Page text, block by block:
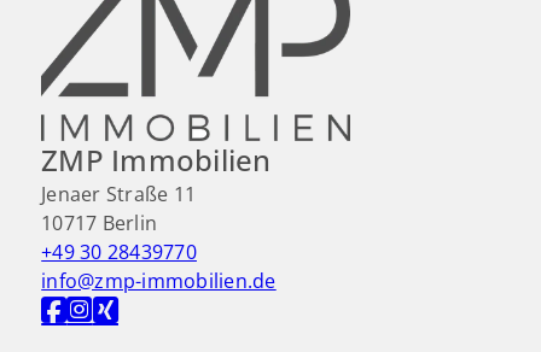
ZMP Immobilien
Jenaer Straße 11
10717 Berlin
+49 30 28439770
info@zmp-immobilien.de